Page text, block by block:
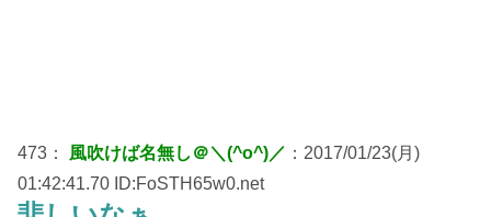
473： 風吹けば名無し＠＼(^o^)／ ：2017/01/23(月)
01:42:41.70 ID:FoSTH65w0.net